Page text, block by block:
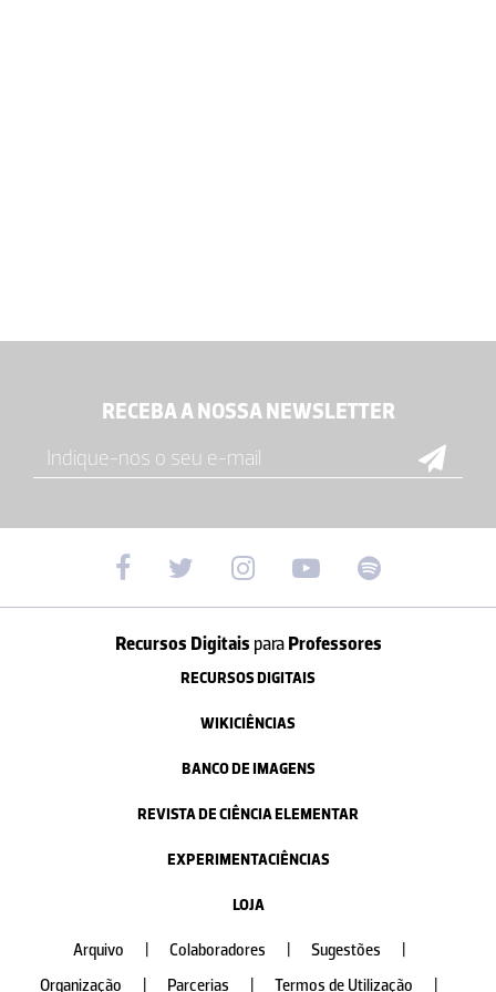
RECEBA A NOSSA NEWSLETTER
Recursos Digitais paraProfessores
RECURSOS DIGITAIS
WIKICIÊNCIAS
BANCO DE IMAGENS
REVISTA DE CIÊNCIA ELEMENTAR
EXPERIMENTACIÊNCIAS
LOJA
Arquivo Colaboradores Sugestões
Organização
Parcerias Termos de Utilização